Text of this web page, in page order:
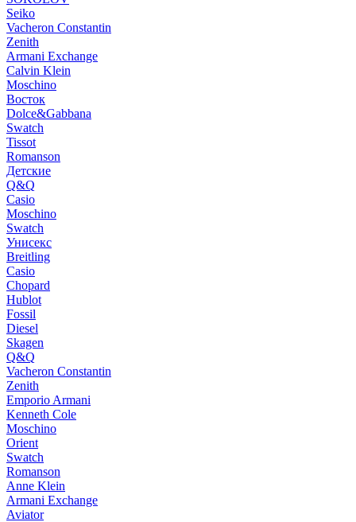
Seiko
Vacheron Constantin
Zenith
Armani Exchange
Calvin Klein
Moschino
Восток
Dolce&Gabbana
Swatch
Tissot
Romanson
Детские
Q&Q
Casio
Moschino
Swatch
Унисекс
Breitling
Casio
Chopard
Hublot
Fossil
Diesel
Skagen
Q&Q
Vacheron Constantin
Zenith
Emporio Armani
Kenneth Cole
Moschino
Orient
Swatch
Romanson
Anne Klein
Armani Exchange
Aviator